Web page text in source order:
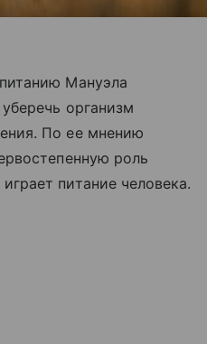
Мануэла
уберечь организм
По ее мнению
роль
питание человека.